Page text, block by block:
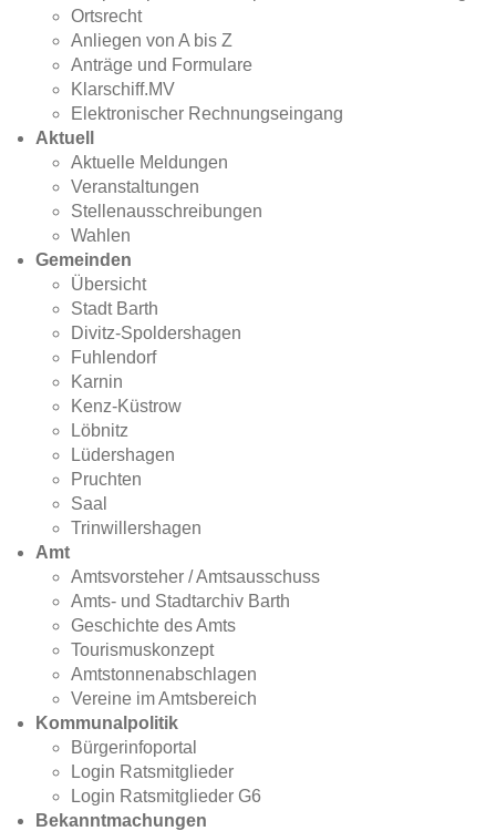
Ortsrecht
Anliegen von A bis Z
Anträge und Formulare
Klarschiff.MV
Elektronischer Rechnungseingang
Aktuell
Aktuelle Meldungen
Veranstaltungen
Stellenausschreibungen
Wahlen
Gemeinden
Übersicht
Stadt Barth
Divitz-Spoldershagen
Fuhlendorf
Karnin
Kenz-Küstrow
Löbnitz
Lüdershagen
Pruchten
Saal
Trinwillershagen
Amt
Amtsvorsteher / Amtsausschuss
Amts- und Stadtarchiv Barth
Geschichte des Amts
Tourismuskonzept
Amtstonnenabschlagen
Vereine im Amtsbereich
Kommunalpolitik
Bürgerinfoportal
Login Ratsmitglieder
Login Ratsmitglieder G6
Bekanntmachungen